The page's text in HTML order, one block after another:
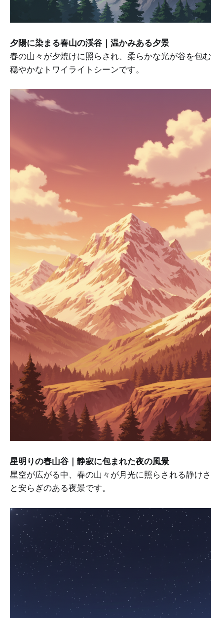
夕陽に染まる春山の渓谷｜温かみある夕景
春の山々が夕焼けに照らされ、柔らかな光が谷を包む
穏やかなトワイライトシーンです。
星明りの春山谷｜静寂に包まれた夜の風景
星空が広がる中、春の山々が月光に照らされる静けさ
と安らぎのある夜景です。